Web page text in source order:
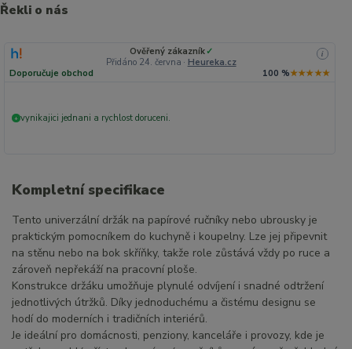
Řekli o nás
Ověřený zákazník ✓
Přidáno 24. června · Heureka.cz
i
Doporučuje obchod 100 %★★★★★
+ vynikajici jednani a rychlost doruceni.
Kompletní specifikace
Tento univerzální držák na papírové ručníky nebo ubrousky je
praktickým pomocníkem do kuchyně i koupelny. Lze jej připevnit
na stěnu nebo na bok skříňky, takže role zůstává vždy po ruce a
zároveň nepřekáží na pracovní ploše.
Konstrukce držáku umožňuje plynulé odvíjení i snadné odtržení
jednotlivých útržků. Díky jednoduchému a čistému designu se
hodí do moderních i tradičních interiérů.
Je ideální pro domácnosti, penziony, kanceláře i provozy, kde je